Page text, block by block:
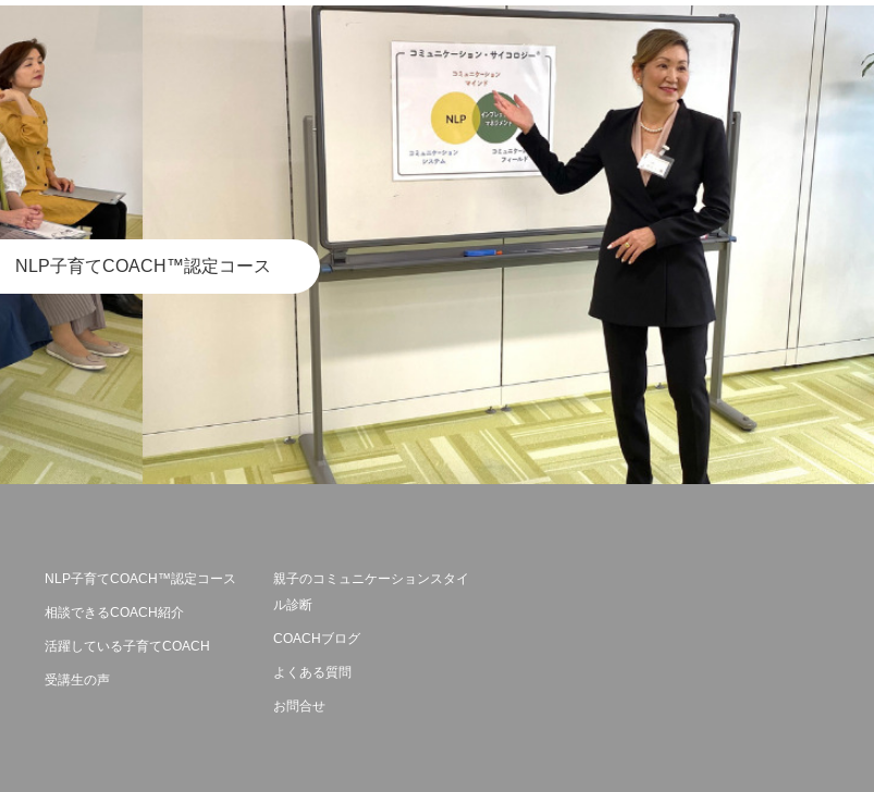
NLP子育てCOACH™認定コース
NLP子育てCOACH™認定コース
相談できるCOACH紹介
活躍している子育てCOACH
受講生の声
親子のコミュニケーションスタイ
ル診断
COACHブログ
よくある質問
お問合せ